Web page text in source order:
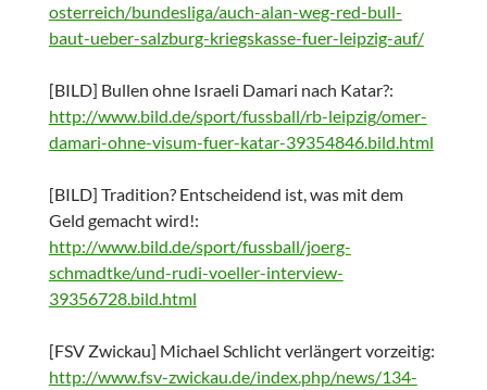
osterreich/bundesliga/auch-alan-weg-red-bull-
baut-ueber-salzburg-kriegskasse-fuer-leipzig-auf/
[BILD] Bullen ohne Israeli Damari nach Katar?:
http://www.bild.de/sport/fussball/rb-leipzig/omer-
damari-ohne-visum-fuer-katar-39354846.bild.html
[BILD] Tradition? Entscheidend ist, was mit dem
Geld gemacht wird!:
http://www.bild.de/sport/fussball/joerg-
schmadtke/und-rudi-voeller-interview-
39356728.bild.html
[FSV Zwickau] Michael Schlicht verlängert vorzeitig:
http://www.fsv-zwickau.de/index.php/news/134-